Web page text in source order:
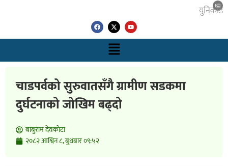
युनिकाेड
चाडपर्वको सुरुवातसँगै ग्रामीण सडकमा
दुर्घटनाको जोखिम बढ्दो
बाबुराम देवकाेटा
२०८२ आश्विन ८, बुधबार ०९:५२